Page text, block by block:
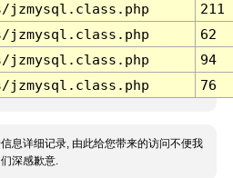
jzmysql.class.php
211
jzmysql.class.php
62
jzmysql.class.php
94
jzmysql.class.php 76
息详细记录, 由此给您带来的访问不便我
们深感歉意.